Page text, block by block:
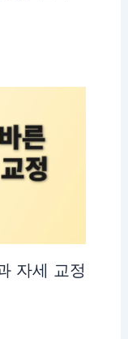
자세 교정